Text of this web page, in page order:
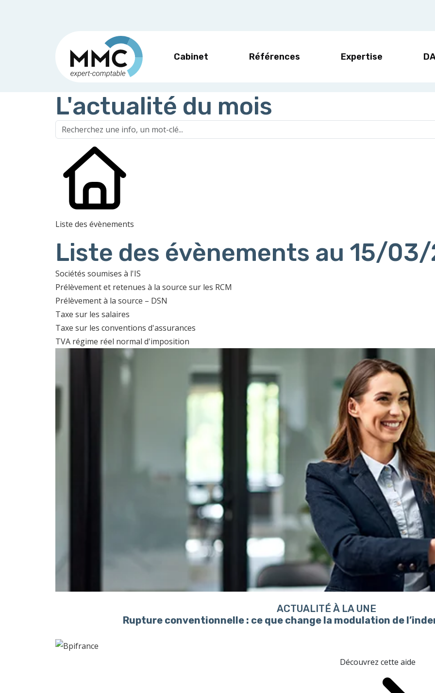
Cabinet Références Expertise
L'actualité du mois
Liste des évènements
Liste des évènements au 15/
Sociétés soumises à l'IS
Prélèvement et retenues à la source sur les RCM
Prélèvement à la source – DSN
Taxe sur les salaires
Taxe sur les conventions d'assurances
TVA régime réel normal d'imposition
ACTUALITÉ À LA UNE
Rupture conventionnelle : ce que change la modulation de
Découvrez cette aide